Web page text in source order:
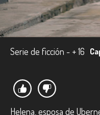
Serie de ficción - + 16
Helena, esposa de